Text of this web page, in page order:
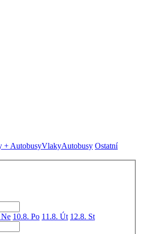
+ AutobusyVlakyAutobusy Ostatní
10.8. Po 11.8. Út 12.8. St